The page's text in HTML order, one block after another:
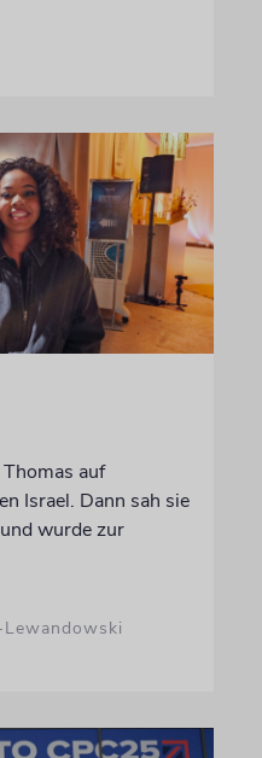
auf
Israel. Dann sah sie
wurde zur